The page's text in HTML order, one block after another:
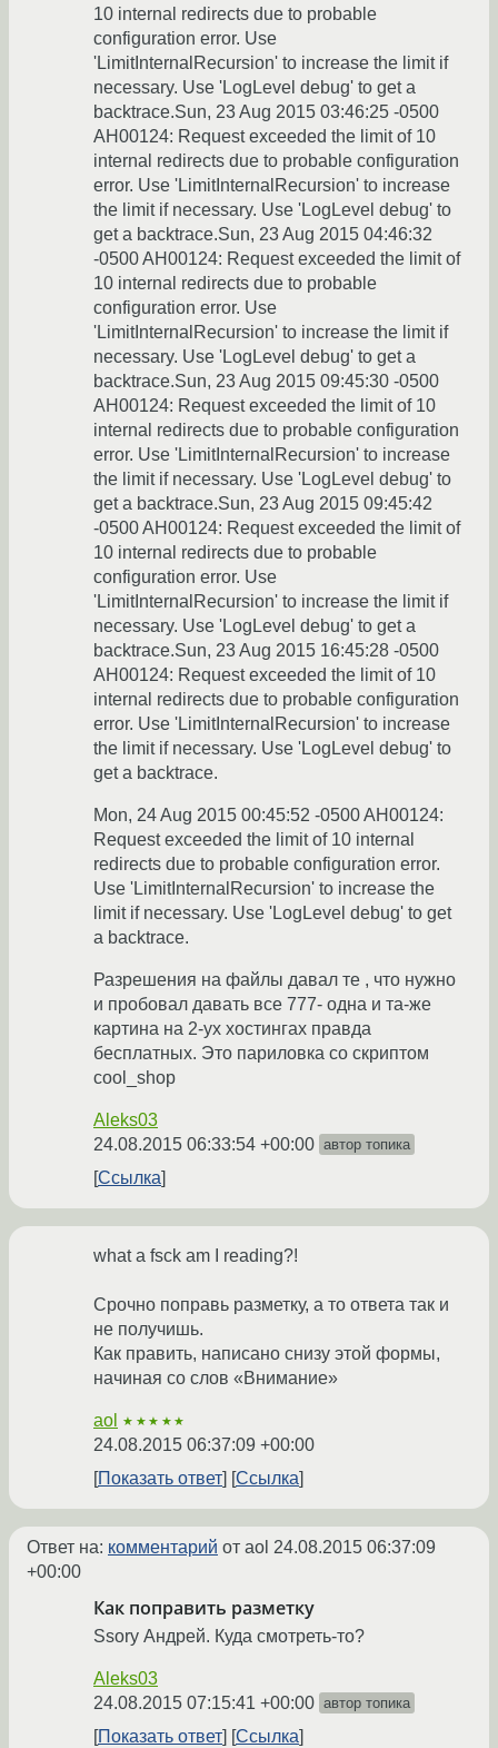
10 internal redirects due to probable
configuration error. Use
'LimitInternalRecursion' to increase the limit if
necessary. Use 'LogLevel debug' to get a
backtrace.Sun, 23 Aug 2015 03:46:25 -0500
AH00124: Request exceeded the limit of 10
internal redirects due to probable configuration
error. Use 'LimitInternalRecursion' to increase
the limit if necessary. Use 'LogLevel debug' to
get a backtrace.Sun, 23 Aug 2015 04:46:32
-0500 AH00124: Request exceeded the limit of
10 internal redirects due to probable
configuration error. Use
'LimitInternalRecursion' to increase the limit if
necessary. Use 'LogLevel debug' to get a
backtrace.Sun, 23 Aug 2015 09:45:30 -0500
AH00124: Request exceeded the limit of 10
internal redirects due to probable configuration
error. Use 'LimitInternalRecursion' to increase
the limit if necessary. Use 'LogLevel debug' to
get a backtrace.Sun, 23 Aug 2015 09:45:42
-0500 AH00124: Request exceeded the limit of
10 internal redirects due to probable
configuration error. Use
'LimitInternalRecursion' to increase the limit if
necessary. Use 'LogLevel debug' to get a
backtrace.Sun, 23 Aug 2015 16:45:28 -0500
AH00124: Request exceeded the limit of 10
internal redirects due to probable configuration
error. Use 'LimitInternalRecursion' to increase
the limit if necessary. Use 'LogLevel debug' to
get a backtrace.
Mon, 24 Aug 2015 00:45:52 -0500 AH00124:
Request exceeded the limit of 10 internal
redirects due to probable configuration error.
Use 'LimitInternalRecursion' to increase the
limit if necessary. Use 'LogLevel debug' to get
a backtrace.
Разрешения на файлы давал те , что нужно
и пробовал давать все 777- одна и та-же
картина на 2-ух хостингах правда
бесплатных. Это париловка со скриптом
cool_shop
Aleks03
24.08.2015 06:33:54 +00:00 автор топика
Ссылка
what a fsck am I reading?!
Срочно поправь разметку, а то ответа так и
не получишь.
Как править, написано снизу этой формы,
начиная со слов «Внимание»
aol ★★★★★
24.08.2015 06:37:09 +00:00
Показать ответ
Ссылка
Ответ на: комментарий от aol 24.08.2015 06:37:09
+00:00
Как поправить разметку
Ssory Андрей. Куда смотреть-то?
Aleks03
24.08.2015 07:15:41 +00:00 автор топика
Показать ответ Ссылка